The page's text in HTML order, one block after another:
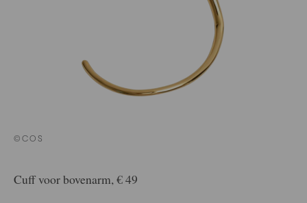
©COS
Cuff voor bovenarm, € 49